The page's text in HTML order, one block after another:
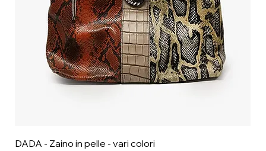
DADA - Zaino in pelle - vari colori